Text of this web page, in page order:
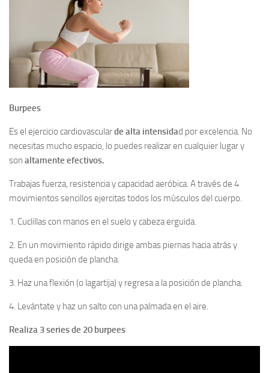
Burpees
Es el ejercicio cardiovascularde alta intensidad por excelencia. No
necesitas mucho espacio, lo puedes realizar en cualquier lugar y
son altamente efectivos.
Trabajas fuerza, resistencia y capacidad aeróbica. A través de 4
movimientos sencillos ejercitas todos los músculos del cuerpo.
1. Cuclillas con manos en el suelo y cabeza erguida.
2. En un movimiento rápido dirige ambas piernas hacia atrás y
queda en posición de plancha.
3. Haz una flexión (o lagartija) y regresa a la posición de plancha.
4. Levántate y haz un salto con una palmada en el aire.
Realiza 3 series de 20 burpees